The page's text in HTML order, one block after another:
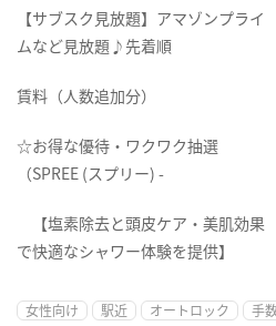
【サブスク見放題】アマゾンプライ
ムなど見放題♪先着順
賃料（人数追加分）
☆お得な優待・ワクワク抽選
（SPREE (スプリー) -
【塩素除去と頭皮ケア・美肌効果
で快適なシャワー体験を提供】
女性向け 駅近 オートロック 手